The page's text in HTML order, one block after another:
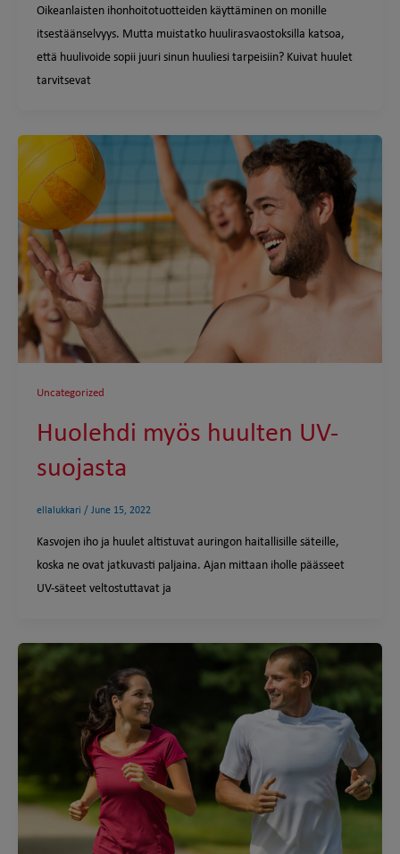
Oikeanlaisten ihonhoitotuotteiden käyttäminen on monille
itsestäänselvyys. Mutta muistatko huulirasvaostoksilla katsoa,
että huulivoide sopii juuri sinun huuliesi tarpeisiin? Kuivat huulet
tarvitsevat
Uncategorized
Huolehdi myös huulten UV-
suojasta
ellalukkari / June 15, 2022
Kasvojen iho ja huulet altistuvat auringon haitallisille säteille,
koska ne ovat jatkuvasti paljaina. Ajan mittaan iholle päässeet
UV-säteet veltostuttavat ja